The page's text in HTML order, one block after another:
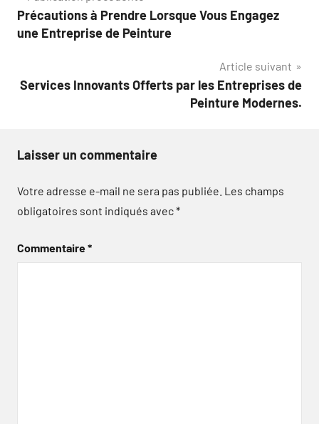
de
Précautions à Prendre Lorsque Vous Engagez
une Entreprise de Peinture
Article suivant
Services Innovants Offerts par les Entreprises de
Peinture Modernes.
Laisser un commentaire
Votre adresse e-mail ne sera pas publiée. Les champs
obligatoires sont indiqués avec*
Commentaire*